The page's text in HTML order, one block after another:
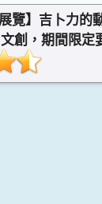
覽】吉卜力的
創，期間限定